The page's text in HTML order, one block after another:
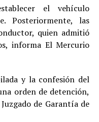
el vehículo
Posteriormente, las
quien admitió
informa El Mercurio
y la confesión del
orden de detención,
de Garantía de